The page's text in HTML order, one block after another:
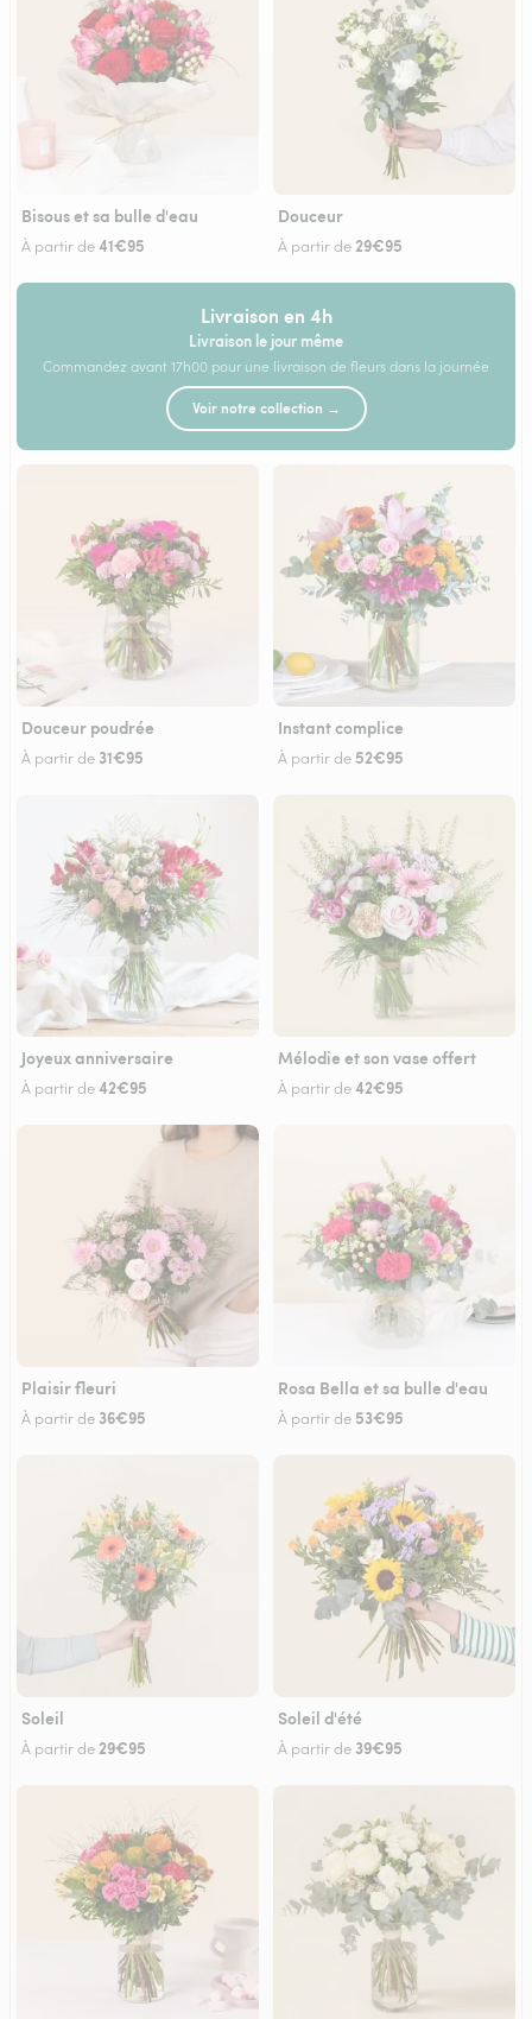
Bisous et sa bulle d'eau
À partir de41€95
Douceur
À partir de 29€95
Livraison en 4h
Livraison le jour même
Commandez avant 17h00 pour une livraison de fleurs dans la journée
Voir notre collection →
Douceur poudrée
À partir de 31€95
Instant complice
À partir de 52€95
Joyeux anniversaire
À partir de42€95
Mélodie et son vase offert
À partir de42€95
Plaisir fleuri
À partir de 36€95
Rosa Bella et sa bulle d'eau
À partir de 53€95
Soleil
À partir de29€95
Soleil d'été
À partir de 39€95